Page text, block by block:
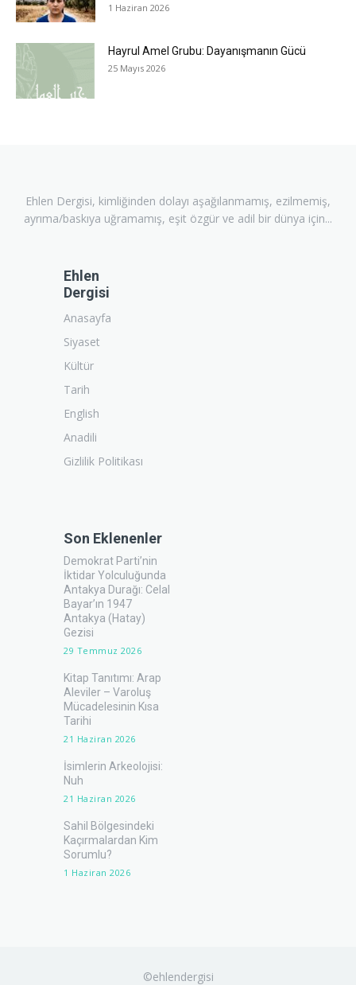
1 Haziran 2026
Hayrul Amel Grubu: Dayanışmanın Gücü
25 Mayıs 2026
Ehlen Dergisi, kimliğinden dolayı aşağılanmamış, ezilmemiş,
ayrıma/baskıya uğramamış, eşit özgür ve adil bir dünya için...
Ehlen
Dergisi
Anasayfa
Siyaset
Kültür
Tarih
English
Anadili
Gizlilik Politikası
Son Eklenenler
Demokrat Parti’nin
İktidar Yolculuğunda
Antakya Durağı: Celal
Bayar’ın 1947
Antakya (Hatay)
Gezisi
29 Temmuz 2026
Kitap Tanıtımı: Arap
Aleviler – Varoluş
Mücadelesinin Kısa
Tarihi
21 Haziran 2026
İsimlerin Arkeolojisi:
Nuh
21 Haziran 2026
Sahil Bölgesindeki
Kaçırmalardan Kim
Sorumlu?
1 Haziran 2026
©ehlendergisi